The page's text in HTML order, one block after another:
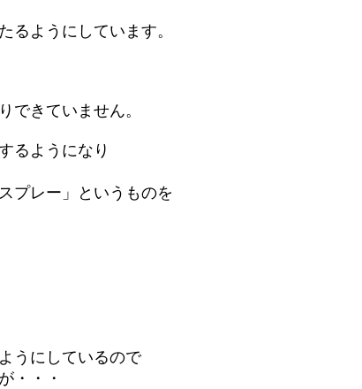
るようにしています。
できていません。
るようになり
プレー」というものを
うにしているので
・・・